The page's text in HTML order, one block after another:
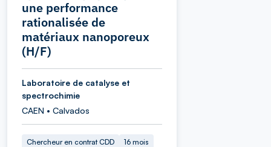
une performance
rationalisée de
matériaux nanoporeux
(H/F)
Laboratoire de catalyse et
spectrochimie
CAEN • Calvados
Chercheur en contrat CDD
16 mois